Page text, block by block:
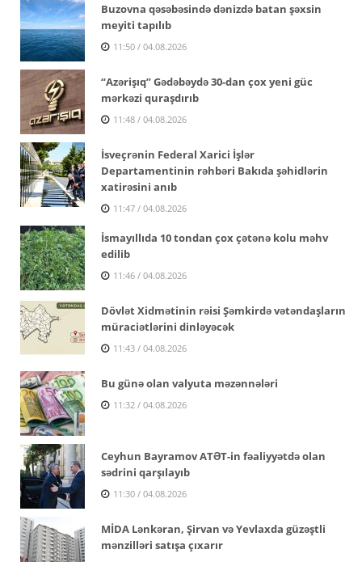
Buzovna qəsəbəsində dənizdə batan şəxsin
meyiti tapılıb
11:50 / 04.08.2026
“Azərişıq” Gədəbəydə 30-dan çox yeni güc
mərkəzi quraşdırıb
11:48 / 04.08.2026
İsveçrənin Federal Xarici İşlər
Departamentinin rəhbəri Bakıda şəhidlərin
xatirəsini anıb
11:47 / 04.08.2026
İsmayıllıda 10 tondan çox çətənə kolu məhv
edilib
11:46 / 04.08.2026
Dövlət Xidmətinin rəisi Şəmkirdə vətəndaşların
müraciətlərini dinləyəcək
11:43 / 04.08.2026
Bu günə olan valyuta məzənnələri
11:32 / 04.08.2026
Ceyhun Bayramov ATƏT-in fəaliyyətdə olan
sədrini qarşılayıb
11:30 / 04.08.2026
MİDA Lənkəran, Şirvan və Yevlaxda güzəştli
mənzilləri satışa çıxarır